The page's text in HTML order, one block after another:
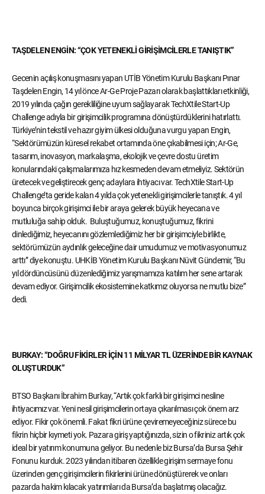
TAŞDELEN ENGİN: “ÇOK YETENEKLİ GİRİŞİMCİLERLE TANIŞTIK”
Gecenin açılış konuşmasını yapan UTİB Yönetim Kurulu Başkanı Pınar
Taşdelen Engin, 14 yıl önce Ar-Ge Proje Pazarı olarak başlattıkları etkinliği,
2019 yılında çağın gerekliliğine uyum sağlayarak TechXtile Start-Up
Challenge adıyla bir girişimcilik programına dönüştürdüklerini hatırlattı.
Türkiye’nin tekstil ve hazır giyim ülkesi olduğuna vurgu yapan Engin,
“Sektörümüzün küresel rekabet ortamında öne çıkabilmesi için; Ar-Ge,
tasarım, inovasyon, markalaşma, ekolojik ve çevre dostu üretim
konularındaki çalışmalarımıza hız kesmeden devam etmeliyiz. Sektörün
üretecek ve geliştirecek genç adaylara ihtiyacı var. TechXtile Start-Up
Challenge’ta geride kalan 4 yılda çok yetenekli girişimcilerle tanıştık. 4 yıl
boyunca birçok girişimci ile bir araya gelerek büyük heyecana ve
mutluluğa sahip olduk. Buluştuğumuz, konuştuğumuz, fikrini
dinlediğimiz, heyecanını gözlemlediğimiz her bir girişimciyle birlikte,
sektörümüzün aydınlık geleceğine dair umudumuz ve motivasyonumuz
arttı” diye konuştu. UHKİB Yönetim Kurulu Başkanı Nüvit Gündemir, “Bu
yıl dördüncüsünü düzenlediğimiz yarışmamıza katılım her sene artarak
devam ediyor. Girişimcilik ekosistemine katkımız oluyorsa ne mutlu bize”
dedi.
BURKAY: “DOĞRU FİKİRLER İÇİN 11 MİLYAR TL ÜZERİNDE BİR KAYNAK
OLUŞTURDUK”
BTSO Başkanı İbrahim Burkay, “Artık çok farklı bir girişimci nesline
ihtiyacımız var. Yeni nesil girişimcilerin ortaya çıkarılması çok önem arz
ediyor. Fikir çok önemli. Fakat fikri ürüne çeviremeyeceğiniz sürece bu
fikrin hiçbir kıymeti yok. Pazara giriş yaptığınızda, sizin o fikriniz artık çok
ideal bir yatırım konumuna geliyor. Bu nedenle biz Bursa’da Bursa Şehir
Fonunu kurduk. 2023 yılından itibaren özellikle girişim sermaye fonu
üzerinden genç girişimcilerin fikirlerini ürüne dönüştürerek ve onları
pazarda hakim kılacak yatırımları da Bursa’da başlatmış olacağız.